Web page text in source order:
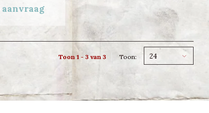
Toon 1 - 3 van 3 Toon: 24